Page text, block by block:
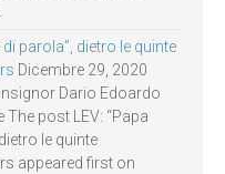
parola”, dietro le quinte
Dicembre 29, 2020
Dario Edoardo
post LEV: “Papa
le quinte
appeared first on